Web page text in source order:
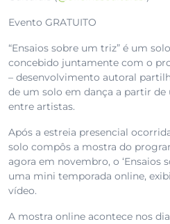
Evento GRATUITO
“Ensaios sobre um triz” é um
concebido juntamente com o
– desenvolvimento autoral
de um solo em dança a partir
entre artistas.
Após a estreia presencial
solo compôs a mostra do
agora em novembro, o ‘Ensaios
uma mini temporada online,
vídeo.
A mostra online acontece nos